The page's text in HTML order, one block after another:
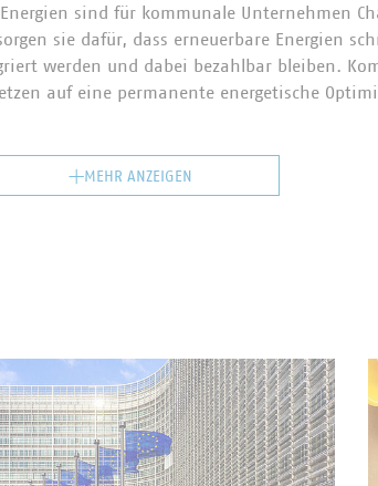
sind für kommunale Unternehmen
sie dafür, dass erneuerbare Energien
werden und dabei bezahlbar bleiben.
auf eine permanente energetische
MEHR ANZEIGEN
wir, dass Deutschland mit 65
vorweisen kann.